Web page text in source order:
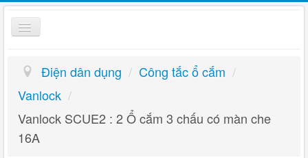
Toggle
Navigation
Điện dân dụng
Giỏ hàng
Hướng dẫn
Liên hệ
Điện dân dụng / Công tắc ổ cắm /
Vanlock /
Vanlock SCUE2 : 2 Ổ cắm 3 chấu có màn che
16A